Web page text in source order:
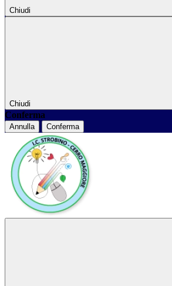
Chiudi
Chiudi
Conferma
Annulla Conferma